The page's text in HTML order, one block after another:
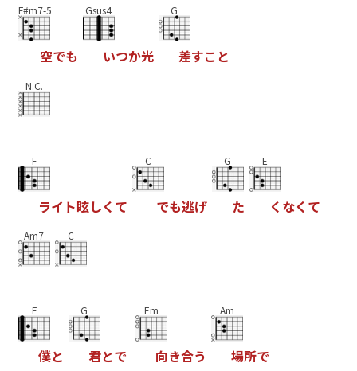
F#m7-5
空でも
Gsus4
いつか光
G
差すこ と
N.C.
F
ライ ト眩しく て
C
でも逃げ
G
た
E
く なく て
Am7 C
F
僕と
G
君とで
Em
向き合う
Am
場所で